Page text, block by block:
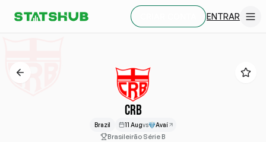
ENTRAR
CRB
Brazil 11 Augvs Avaí
Brasileirão Série B